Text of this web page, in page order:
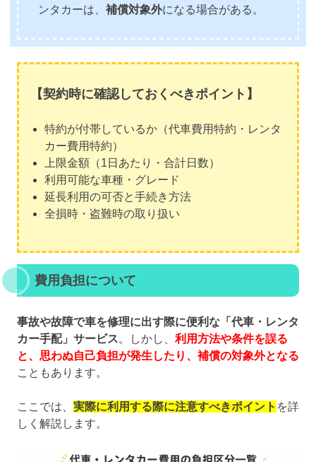
ンタカーは、 補償対象外になる場合がある。
【契約時に確認しておくべきポイント】
特約が付帯しているか（代車費用特約・レンタ
カー費用特約）
上限金額（1日あたり・合計日数）
利用可能な車種・グレード
延長利用の可否と手続き方法
全損時・盗難時の取り扱い
費用負担について
事故や故障で車を修理に出す際に便利な「代車・レンタ
カー手配」サービス。しかし、 利用方法や条件を誤る
と、思わぬ自己負担が発生したり、補償の対象外となる
こともあります。
ここでは、 実際に利用する際に注意すべきポイント を詳
しく解説します。